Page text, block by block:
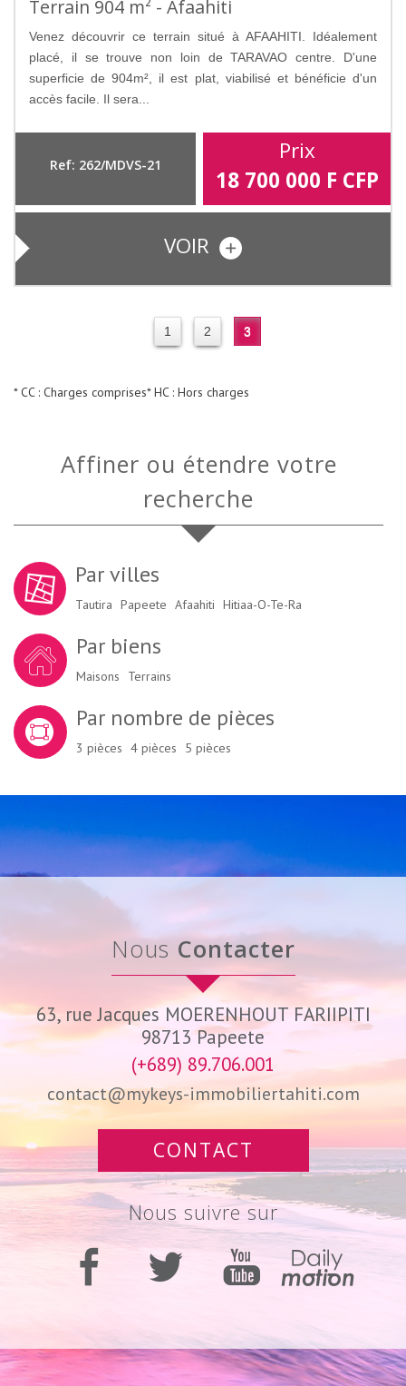
Terrain 904 m² - Afaahiti
Venez découvrir ce terrain situé à AFAAHITI. Idéalement
placé, il se trouve non loin de TARAVAO centre. D'une
superficie de 904m², il est plat, viabilisé et bénéficie d'un
accès facile. Il sera...
Ref: 262/MDVS-21
Prix
18 700 000 F CFP
VOIR
1 2 3
* CC : Charges comprises* HC : Hors charges
Affiner ou étendre votre
recherche
Par villes
Tautira Papeete Afaahiti Hitiaa-O-Te-Ra
Par biens
Maisons Terrains
Par nombre de pièces
3 pièces 4 pièces 5 pièces
Nous Contacter
63, rue Jacques MOERENHOUT FARIIPITI
98713 Papeete
(+689) 89.706.001
contact@mykeys-immobiliertahiti.com
CONTACT
Nous suivre sur